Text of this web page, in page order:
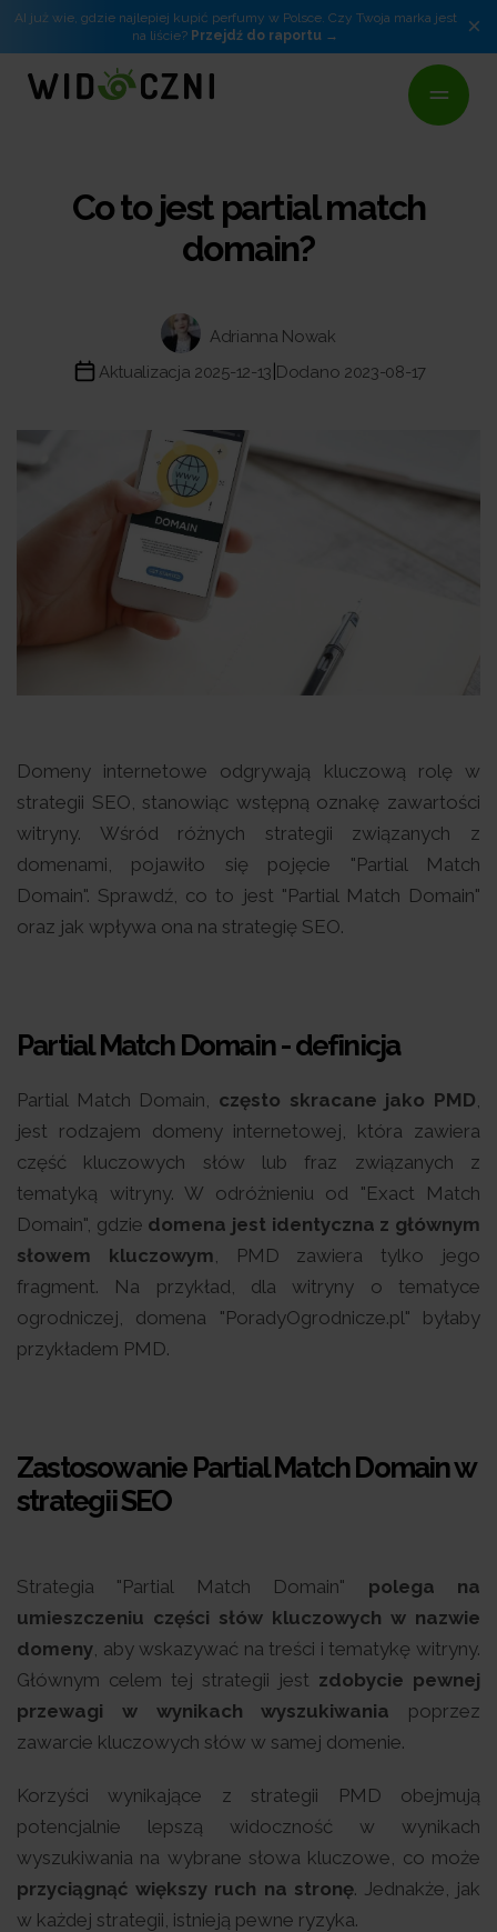
AI już wie, gdzie najlepiej kupić perfumy w Polsce. Czy Twoja marka jest
na liście? Przejdź do raportu ×
Co to jest partial match
domain?
Adrianna Nowak
Aktualizacja 2025-12-13 Dodano 2023-08-17
Domeny internetowe odgrywają kluczową rolę w
strategii SEO, stanowiąc wstępną oznakę zawartości
witryny. Wśród różnych strategii związanych z
domenami, pojawiło się pojęcie "Partial Match
Domain". Sprawdź, co to jest "Partial Match Domain"
oraz jak wpływa ona na strategię SEO.
Partial Match Domain - definicja
Partial Match Domain, często skracane jako PMD
jest rodzajem domeny internetowej, która zawiera
część kluczowych słów lub fraz związanych z
tematyką witryny. W odróżnieniu od "Exact Match
Domain", gdzie domena jest identyczna z głównym
słowem kluczowym , PMD zawiera tylko jego
fragment. Na przykład, dla witryny o tematyce
ogrodniczej, domena "PoradyOgrodnicze.pl" byłaby
przykładem PMD.
Zastosowanie Partial Match Domain w
strategii SEO
Strategia "Partial Match Domain" polega na
umieszczeniu części słów kluczowych w nazwie
domeny , aby wskazywać na treści i tematykę witryny.
Głównym celem tej strategii jest zdobycie pewnej
przewagi w wynikach wyszukiwania poprzez
zawarcie kluczowych słów w samej domenie.
Korzyści wynikające z strategii PMD obejmują
potencjalnie lepszą widoczność w wynikach
wyszukiwania na wybrane słowa kluczowe, co może
przyciągnąć większy ruch na stronę. Jednakże, jak
w każdej strategii, istnieją pewne ryzyka.